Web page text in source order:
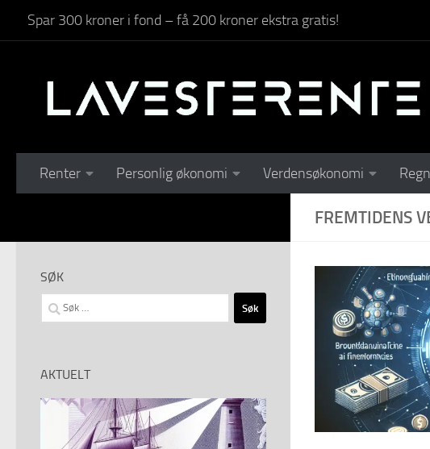
Skip to content
Spar 300 kroner i fond – få 200 kroner ekstra gratis!
Renter Personlig økonomi Verdensøkonomi
FREMTIDENS
SØK
Søk
etter:
AKTUELT